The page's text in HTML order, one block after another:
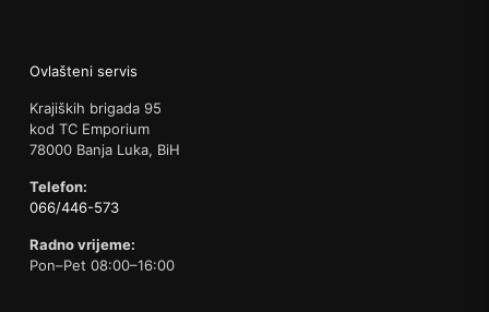
Ovlašteni servis
Krajiških brigada 95
kod TC Emporium
78000 Banja Luka, BiH
Telefon:
066/446-573
Radno vrijeme:
Pon–Pet 08:00–16:00